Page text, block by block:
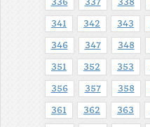
341 342 343
346 347 348
351 352 353
356 357 358
361 362 363